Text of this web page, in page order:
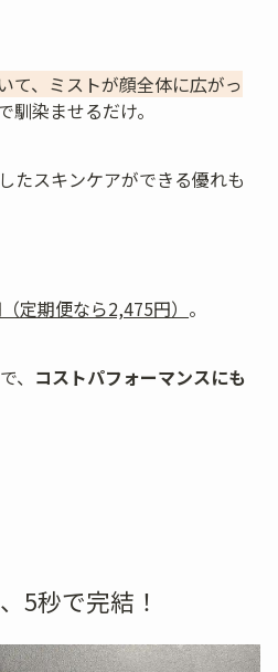
て、ミストが顔全体に広がっ
馴染ませるだけ。
たスキンケアができる優れも
定期便なら2,475円） 。
、 コストパフォーマンスにも
5秒で完結！